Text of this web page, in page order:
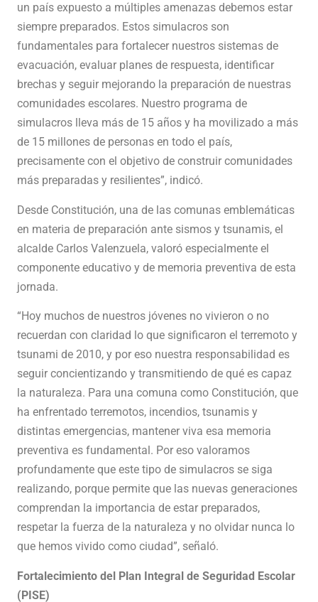
un país expuesto a múltiples amenazas debemos estar
siempre preparados. Estos simulacros son
fundamentales para fortalecer nuestros sistemas de
evacuación, evaluar planes de respuesta, identificar
brechas y seguir mejorando la preparación de nuestras
comunidades escolares. Nuestro programa de
simulacros lleva más de 15 años y ha movilizado a más
de 15 millones de personas en todo el país,
precisamente con el objetivo de construir comunidades
más preparadas y resilientes”, indicó.
Desde Constitución, una de las comunas emblemáticas
en materia de preparación ante sismos y tsunamis, el
alcalde Carlos Valenzuela, valoró especialmente el
componente educativo y de memoria preventiva de esta
jornada.
“Hoy muchos de nuestros jóvenes no vivieron o no
recuerdan con claridad lo que significaron el terremoto y
tsunami de 2010, y por eso nuestra responsabilidad es
seguir concientizando y transmitiendo de qué es capaz
la naturaleza. Para una comuna como Constitución, que
ha enfrentado terremotos, incendios, tsunamis y
distintas emergencias, mantener viva esa memoria
preventiva es fundamental. Por eso valoramos
profundamente que este tipo de simulacros se siga
realizando, porque permite que las nuevas generaciones
comprendan la importancia de estar preparados,
respetar la fuerza de la naturaleza y no olvidar nunca lo
que hemos vivido como ciudad”, señaló.
Fortalecimiento del Plan Integral de Seguridad Escolar
(PISE)